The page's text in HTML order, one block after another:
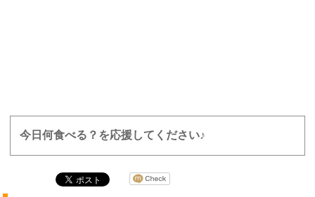
今日何食べる？を応援してください♪